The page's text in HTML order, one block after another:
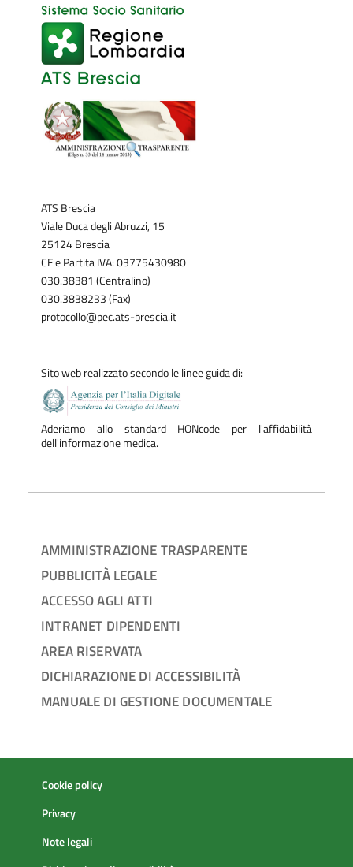
ATS Brescia
Viale Duca degli Abruzzi, 15
25124 Brescia
CF e Partita IVA: 03775430980
030.38381 (Centralino)
030.3838233 (Fax)
protocollo@pec.ats-brescia.it
Sito web realizzato secondo le linee guida di:
Aderiamo allo standard HONcode per l'affidabilità
dell'informazione medica.
AMMINISTRAZIONE TRASPARENTE
PUBBLICITÀ LEGALE
ACCESSO AGLI ATTI
INTRANET DIPENDENTI
AREA RISERVATA
DICHIARAZIONE DI ACCESSIBILITÀ
MANUALE DI GESTIONE DOCUMENTALE
Cookie policy
Privacy
Note legali